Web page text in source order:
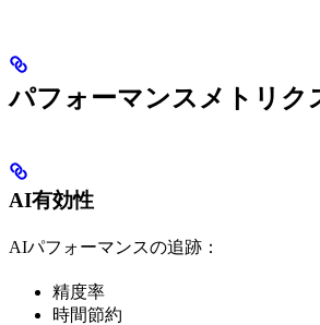
パフォーマンスメトリク
AI有効性
AIパフォーマンスの追跡：
精度率
時間節約